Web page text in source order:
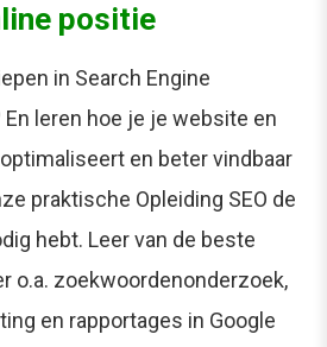
positie
in Search Engine
En leren hoe je je website en
en beter vindbaar
praktische Opleiding SEO de
hebt. Leer van de beste
o.a. zoekwoordenonderzoek,
en rapportages in Google